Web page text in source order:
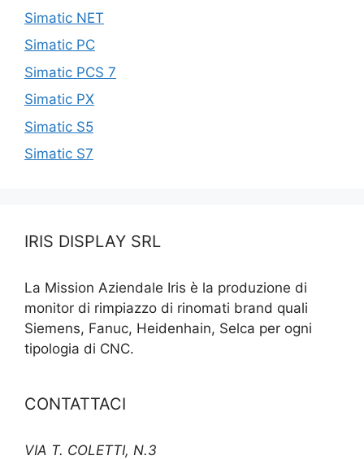
Simatic NET
Simatic PC
Simatic PCS 7
Simatic PX
Simatic S5
Simatic S7
IRIS DISPLAY SRL
La Mission Aziendale Iris è la produzione di
monitor di rimpiazzo di rinomati brand quali
Siemens, Fanuc, Heidenhain, Selca per ogni
tipologia di CNC.
CONTATTACI
VIA T. COLETTI, N.3